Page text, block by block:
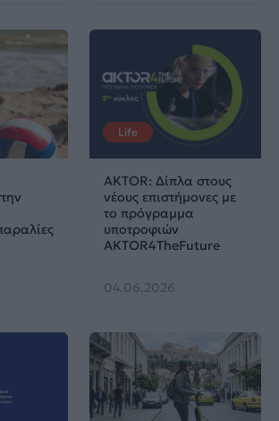
Life
AKTOR: Δίπλα στους
νέους επιστήμονες με
το πρόγραμμα
υποτροφιών
AKTOR4TheFuture
04.06.2026